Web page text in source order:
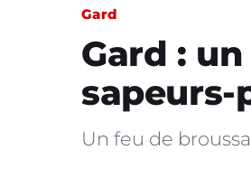
Gard
Gard :
sapeurs-
Un feu de